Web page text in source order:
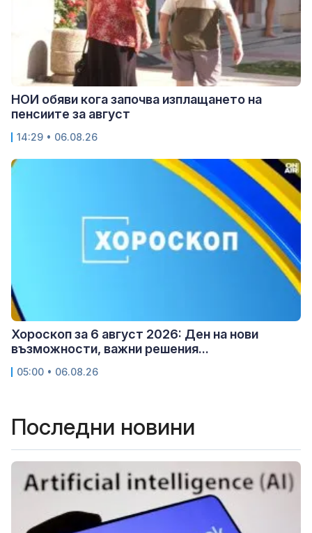
НОИ обяви кога започва изплащането на
пенсиите за август
14:29 • 06.08.26
Хороскоп за 6 август 2026: Ден на нови
възможности, важни решения...
05:00 • 06.08.26
Последни новини